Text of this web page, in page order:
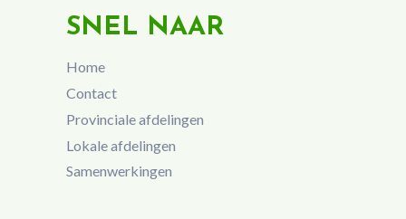
SNEL NAAR
Home
Contact
Provinciale afdelingen
Lokale afdelingen
Samenwerkingen